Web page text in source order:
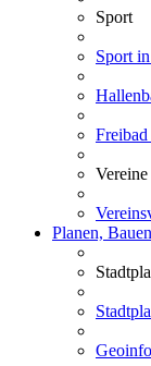
Sport
Sport
Planen,